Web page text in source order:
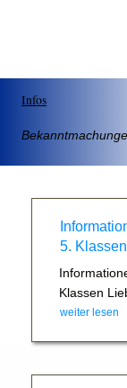
Infos
5. Klassen
Klassen
weiter lesen